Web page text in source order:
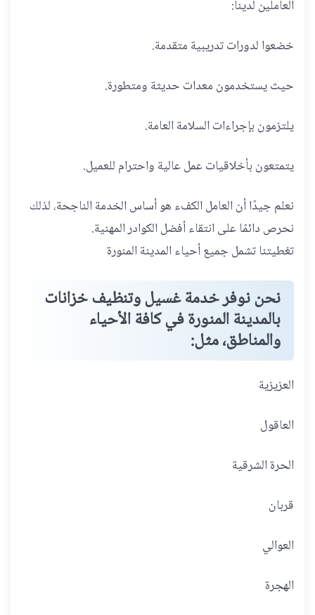
العاملين لدينا:
خضعوا لدورات تدريبية متقدمة.
حيث يستخدمون معدات حديثة ومتطورة.
يلتزمون بإجراءات السلامة العامة.
يتمتعون بأخلاقيات عمل عالية واحترام للعميل.
نعلم جيدًا أن العامل الكفء هو أساس الخدمة الناجحة، لذلك
نحرص دائمًا على انتقاء أفضل الكوادر المهنية.
تغطيتنا تشمل جميع أحياء المدينة المنورة
نحن نوفر خدمة غسيل وتنظيف خزانات
بالمدينة المنورة في كافة الأحياء
والمناطق، مثل:
العزيزية
العاقول
الحرة الشرقية
قربان
العوالي
الهجرة